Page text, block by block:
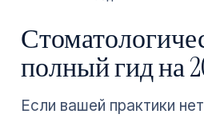
полный гид на
Если вашей практики